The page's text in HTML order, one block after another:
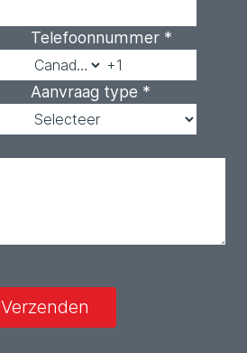
Telefoonnummer *
Aanvraag type *
Verzenden